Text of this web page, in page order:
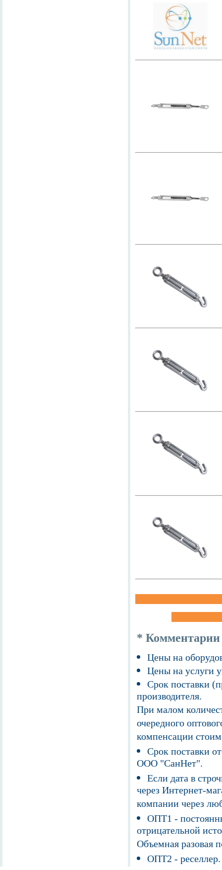
* Комментарии
Цены на
Цены на услуги
Срок поставки
производителя.
При малом
очередного
компенсации
Срок поставки
ООО "СанНет".
Если дата в
через Интернет-
компании через
ОПТ1 -
отрицательной
Объемная разовая
ОПТ2 -